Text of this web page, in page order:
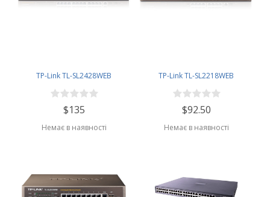
TP-Link TL-SL2428WEB
$135
Немає в наявності
TP-Link TL-SL2218WEB
$92.50
Немає в наявності